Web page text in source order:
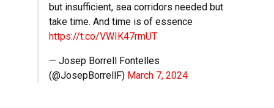
but insufficient, sea corridors needed but
take time. And time is of essence
https://t.co/VWIK47rmUT
— Josep Borrell Fontelles
(@JosepBorrellF) March 7, 2024